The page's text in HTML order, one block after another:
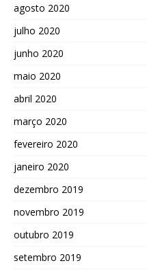
agosto 2020
julho 2020
junho 2020
maio 2020
abril 2020
março 2020
fevereiro 2020
janeiro 2020
dezembro 2019
novembro 2019
outubro 2019
setembro 2019